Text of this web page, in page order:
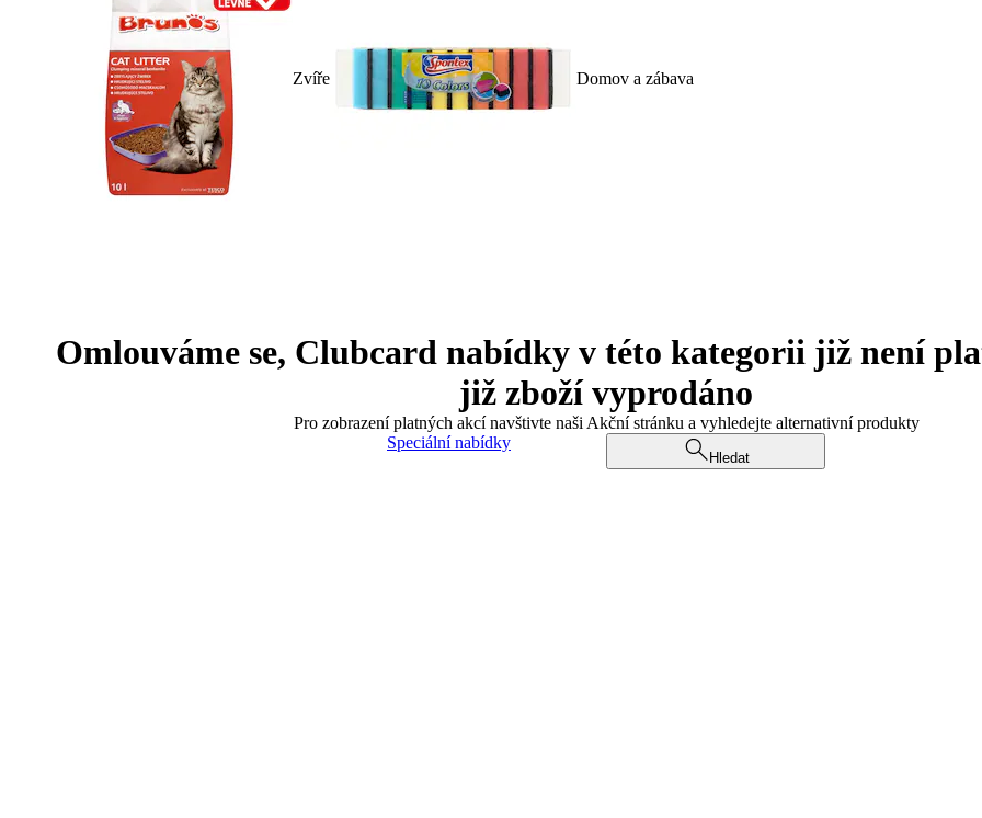
Zvíře Domov a zábava
Omlouváme se, Clubcard nabídky v této kategorii již není
již zboží vyprodáno
Pro zobrazení platných akcí navštivte naši Akční stránku a vyhledejte alternativní produkty
Speciální nabídky
Hledat